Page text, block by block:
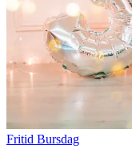
Fritid Bursdag